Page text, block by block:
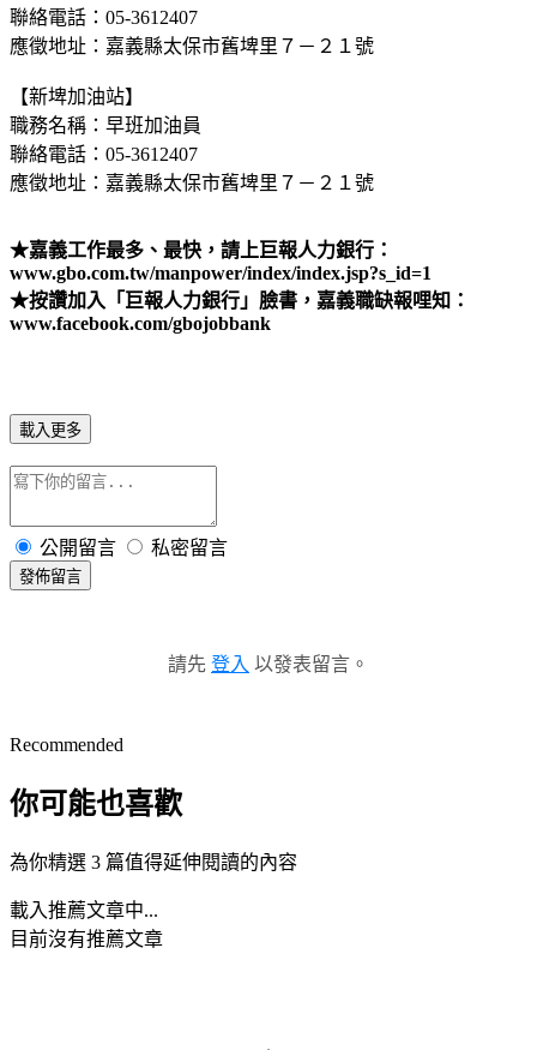
聯絡電話：05-3612407
應徵地址：嘉義縣太保市舊埤里７－２１號
【新埤加油站】
職務名稱：早班加油員
聯絡電話：05-3612407
應徵地址：嘉義縣太保市舊埤里７－２１號
★嘉義工作最多、最快，請上巨報人力銀行：
www.gbo.com.tw/manpower/index/index.jsp?s_id=1
★按讚加入「巨報人力銀行」臉書，嘉義職缺報哩知：
www.facebook.com/gbojobbank
載入更多
公開留言 私密留言
發佈留言
請先 登入 以發表留言。
Recommended
你可能也喜歡
為你精選 3 篇值得延伸閱讀的內容
載入推薦文章中...
目前沒有推薦文章